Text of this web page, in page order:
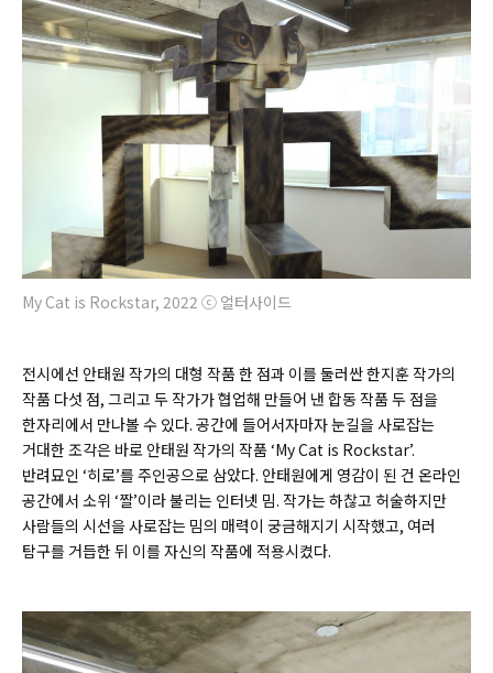
My Cat is Rockstar, 2022 ⓒ 얼터사이드
전시에선 안태원 작가의 대형 작품 한 점과 이를 둘러싼 한지훈 작가의
작품 다섯 점, 그리고 두 작가가 협업해 만들어 낸 합동 작품 두 점을
한자리에서 만나볼 수 있다. 공간에 들어서자마자 눈길을 사로잡는
거대한 조각은 바로 안태원 작가의 작품 ‘My Cat is Rockstar’.
반려묘인 ‘히로’를 주인공으로 삼았다. 안태원에게 영감이 된 건 온라인
공간에서 소위 ‘짤’이라 불리는 인터넷 밈. 작가는 하찮고 허술하지만
사람들의 시선을 사로잡는 밈의 매력이 궁금해지기 시작했고, 여러
탐구를 거듭한 뒤 이를 자신의 작품에 적용시켰다.